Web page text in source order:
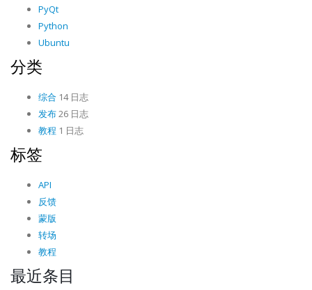
PyQt
Python
Ubuntu
分类
综合 14 日志
发布26 日志
教程 1 日志
标签
API
反馈
蒙版
转场
教程
最近条目